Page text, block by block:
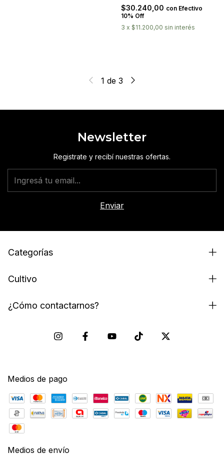
$30.240,00 con Efectivo
10% Off
3 x $11.200,00 sin interés
1 de 3
Newsletter
Registrate y recibí nuestras ofertas.
Categorías
Cultivo
¿Cómo contactarnos?
Medios de pago
Medios de envío